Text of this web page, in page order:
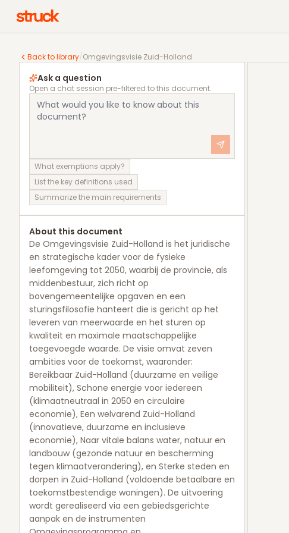
Back to library/Omgevingsvisie Zuid-Holland
Omgevingsvisie Zuid-Holland
Ask a question
Open a chat session pre-filtered to this document.
What exemptions apply?
List the key definitions used
Summarize the main requirements
About this document
De Omgevingsvisie Zuid-Holland is het juridische
en strategische kader voor de fysieke
leefomgeving tot 2050, waarbij de provincie, als
middenbestuur, zich richt op
bovengemeentelijke opgaven en een
sturingsfilosofie hanteert die is gericht op het
leveren van meerwaarde en het sturen op
kwaliteit en maximale maatschappelijke
toegevoegde waarde. De visie omvat zeven
ambities voor de toekomst, waaronder:
Bereikbaar Zuid-Holland (duurzame en veilige
mobiliteit), Schone energie voor iedereen
(klimaatneutraal in 2050 en circulaire
economie), Een welvarend Zuid-Holland
(innovatieve, duurzame en inclusieve
economie), Naar vitale balans water, natuur en
landbouw (gezonde natuur en bescherming
tegen klimaatverandering), en Sterke steden en
dorpen in Zuid-Holland (voldoende betaalbare en
toekomstbestendige woningen). De uitvoering
wordt gerealiseerd via een gebiedsgerichte
aanpak en de instrumenten